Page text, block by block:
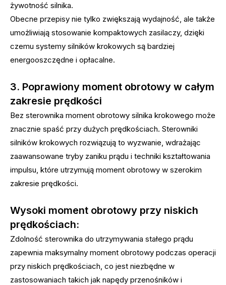
żywotność silnika.
Obecne przepisy nie tylko zwiększają wydajność, ale także
umożliwiają stosowanie kompaktowych zasilaczy, dzięki
czemu systemy silników krokowych są bardziej
energooszczędne i opłacalne.
3. Poprawiony moment obrotowy w całym
zakresie prędkości
Bez sterownika moment obrotowy silnika krokowego może
znacznie spaść przy dużych prędkościach. Sterowniki
silników krokowych rozwiązują to wyzwanie, wdrażając
zaawansowane tryby zaniku prądu i techniki kształtowania
impulsu, które utrzymują moment obrotowy w szerokim
zakresie prędkości.
Wysoki moment obrotowy przy niskich
prędkościach:
Zdolność sterownika do utrzymywania stałego prądu
zapewnia maksymalny moment obrotowy podczas operacji
przy niskich prędkościach, co jest niezbędne w
zastosowaniach takich jak napędy przenośników i